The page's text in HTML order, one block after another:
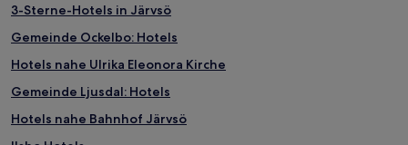
3-Sterne-Hotels in Järvsö
Gemeinde Ockelbo: Hotels
Hotels nahe Ulrika Eleonora Kirche
Gemeinde Ljusdal: Hotels
Hotels nahe Bahnhof Järvsö